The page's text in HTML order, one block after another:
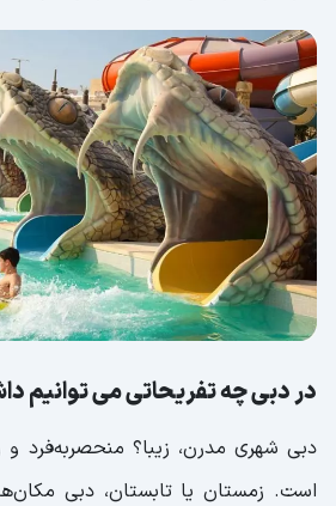
در دبی چه تفریحاتی می توانیم
دبی شهری مدرن، زیبا؟ منحصربه‌فرد
است. زمستان یا تابستان، دبی